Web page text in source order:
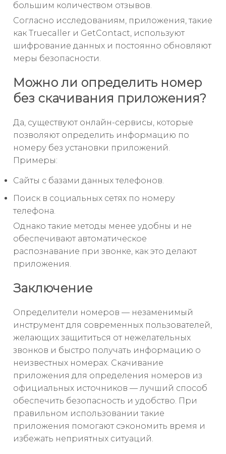
большим количеством отзывов.
Согласно исследованиям, приложения, такие
как Truecaller и GetContact, используют
шифрование данных и постоянно обновляют
меры безопасности.
Можно ли определить номер
без скачивания приложения?
Да, существуют онлайн-сервисы, которые
позволяют определить информацию по
номеру без установки приложений.
Примеры:
Сайты с базами данных телефонов.
Поиск в социальных сетях по номеру
телефона.
Однако такие методы менее удобны и не
обеспечивают автоматическое
распознавание при звонке, как это делают
приложения.
Заключение
Определители номеров — незаменимый
инструмент для современных пользователей,
желающих защититься от нежелательных
звонков и быстро получать информацию о
неизвестных номерах. Скачивание
приложения для определения номеров из
официальных источников — лучший способ
обеспечить безопасность и удобство. При
правильном использовании такие
приложения помогают сэкономить время и
избежать неприятных ситуаций.